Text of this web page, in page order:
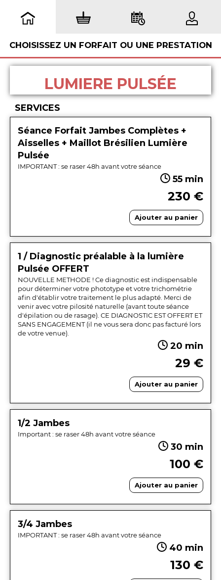
CHOISISSEZ UN FORFAIT OU UNE PRESTATION
LUMIERE PULSÉE
SERVICES
Séance Forfait Jambes Complètes +
Aisselles + Maillot Brésilien Lumière
Pulsée
IMPORTANT : se raser 48h avant votre séance
55 min
230 €
Ajouter au panier
1 / Diagnostic préalable à la lumière
Pulsée OFFERT
NOUVELLE METHODE ! Ce diagnostic est indispensable
pour déterminer votre phototype et votre trichométrie
afin d'établir votre traitement le plus adapté. Merci de
venir avec votre pilosité naturelle (avant toute séance
d'épilation ou de rasage). CE DIAGNOSTIC EST OFFERT ET
SANS ENGAGEMENT (il ne vous sera donc pas facturé lors
de votre venue).
20 min
29 €
Ajouter au panier
1/2 Jambes
Important : se raser 48h avant votre séance
30 min
100 €
Ajouter au panier
3/4 Jambes
IMPORTANT : se raser 48h avant votre séance
40 min
130 €